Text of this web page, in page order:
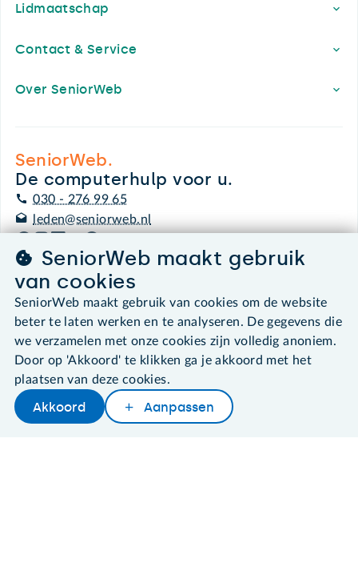
Later lezenDelenWoordenboek
Lidmaatschap
Contact & Service
Over SeniorWeb
SeniorWeb.
De computerhulp voor u.
030 - 276 99 65
leden@seniorweb.nl
©2026 SeniorWeb
Algemene voorwaarden
Cookies en cookie-instellingen
Disclaimer
Privacybeleid
About SeniorWeb
SeniorWeb maakt gebruik
van cookies
SeniorWeb maakt gebruik van cookies om de website
beter te laten werken en te analyseren. De gegevens die
we verzamelen met onze cookies zijn volledig anoniem.
Door op 'Akkoord' te klikken ga je akkoord met het
plaatsen van deze cookies.
Akkoord Aanpassen